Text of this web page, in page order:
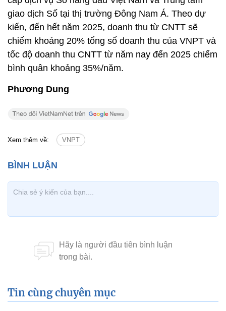
giao dịch Số tại thị trường Đông Nam Á. Theo dự
kiến, đến hết năm 2025, doanh thu từ CNTT sẽ
chiếm khoảng 20% tổng số doanh thu của VNPT và
tốc độ doanh thu CNTT từ năm nay đến 2025 chiếm
bình quân khoảng 35%/năm.
Phương Dung
Xem thêm về: VNPT
Tin cùng chuyên mục